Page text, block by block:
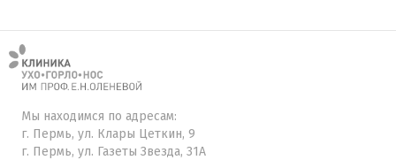
Мы находимся по адресам:
г. Пермь, ул. Клары Цеткин, 9
г. Пермь, ул. Газеты Звезда, 31А